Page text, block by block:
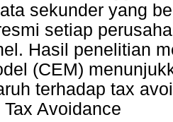
sekunder yang
setiap
Hasil penelitian
(CEM)
terhadap tax
Avoidance